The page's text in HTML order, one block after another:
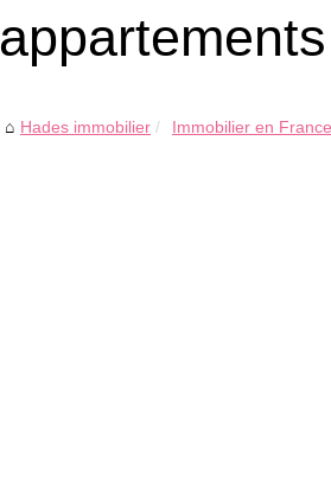
Hades immobilier Immobilier en France